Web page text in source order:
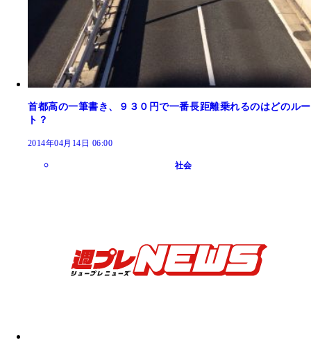
首都高の一筆書き、９３０円で一番長距離乗れるのはどのルー
ト？
2014年04月14日 06:00
社会